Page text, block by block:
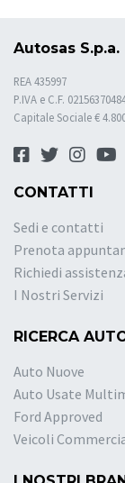
Autosas S.p.a.
REA 435997
P.IVA e C.F.
Capitale Sociale €
CONTATTI
Sedi e contatti
Prenota
Richiedi
I Nostri Servizi
RICERCA
Auto Nuove
Auto Usate
Ford Approved
Veicoli